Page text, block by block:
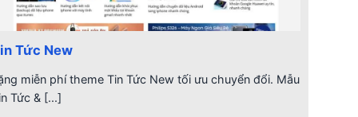
Tức New
miễn phí theme Tin Tức New tối ưu chuyển đổi. Mẫu
Tức & [...]